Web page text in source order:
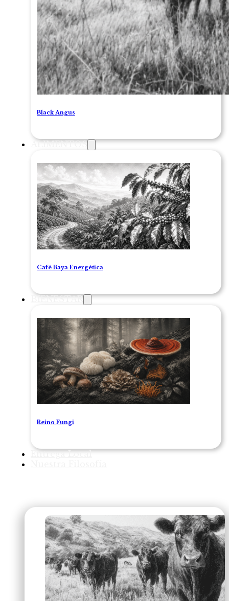
Black Angus
ALIMENTOS
Café Baya Energética
BIENESTAR
Reino Fungi
Entrega Local